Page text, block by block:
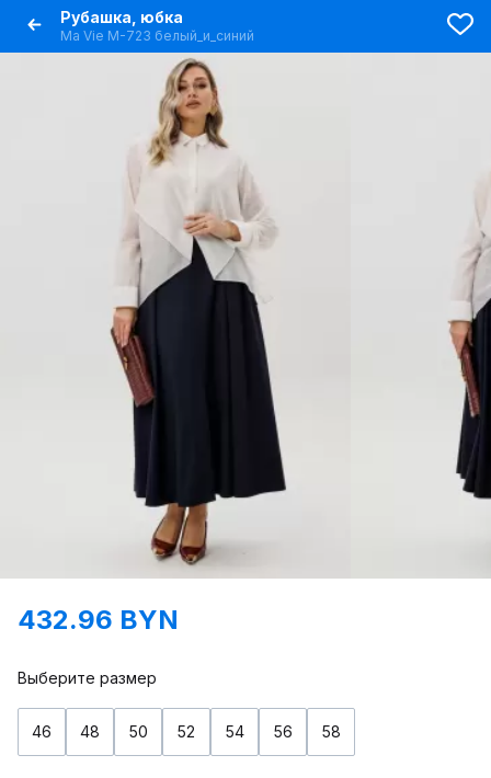
Рубашка, юбка
Ma Vie М-723 белый_и_синий
432.96 BYN
Выберите размер
46 48 50 52 54 56 58